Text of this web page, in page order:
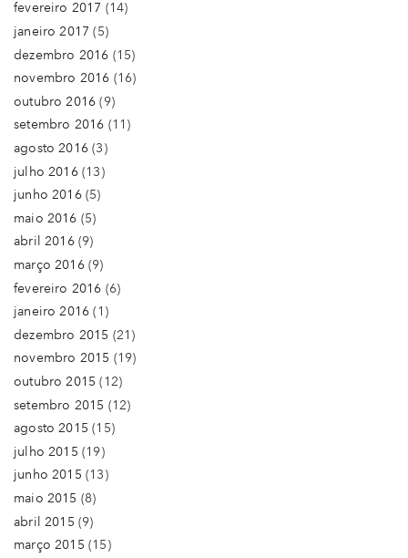
fevereiro 2017 (14)
janeiro 2017 (5)
dezembro 2016 (15)
novembro 2016 (16)
outubro 2016 (9)
setembro 2016 (11)
agosto 2016(3)
julho 2016(13)
junho 2016(5)
maio 2016 (5)
abril 2016(9)
março 2016(9)
fevereiro 2016 (6)
janeiro 2016 (1)
dezembro 2015 (21)
novembro 2015 (19)
outubro 2015 (12)
setembro 2015 (12)
agosto 2015 (15)
julho 2015 (19)
junho 2015 (13)
maio 2015 (8)
abril 2015 (9)
março 2015 (15)